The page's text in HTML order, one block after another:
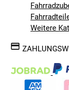
Weitere